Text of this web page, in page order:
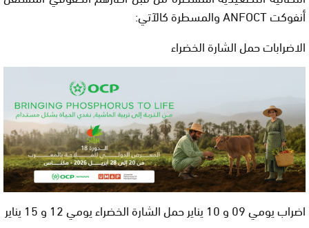
أنفوكت ANFOCT والمسطرة كالآتي:
الاضرابات حمل الشارة الخضراء
اضراب يومي 09 و 10 يناير حمل الشارة الخضراء يومي 12 و 15 يناير